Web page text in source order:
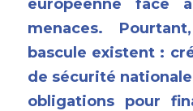
européenne face
menaces.
bascule existent :
de sécurité
obligations pour